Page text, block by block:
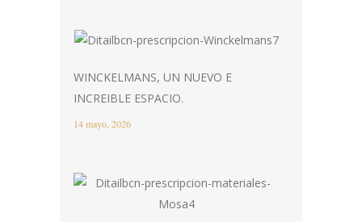
WINCKELMANS, UN NUEVO E
INCREIBLE ESPACIO.
14 mayo, 2026